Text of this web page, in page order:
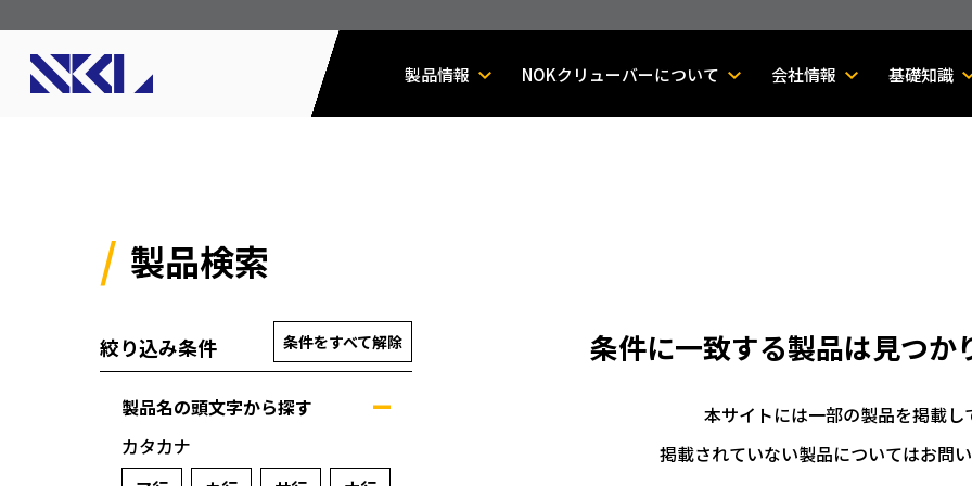
製品情報 NOKクリューバーについて 会社情報 基礎知識
製品検索
絞り込み条件 条件をすべて解除
製品名の頭文字から探す
カタカナ
条件に一致する製品は見つか
本サイトには一部の製品を掲載し
掲載されていない製品についてはお問